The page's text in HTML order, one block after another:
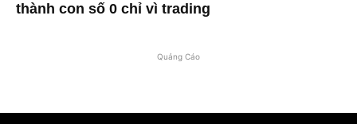
thành con số 0 chỉ vì trading
Quảng Cáo